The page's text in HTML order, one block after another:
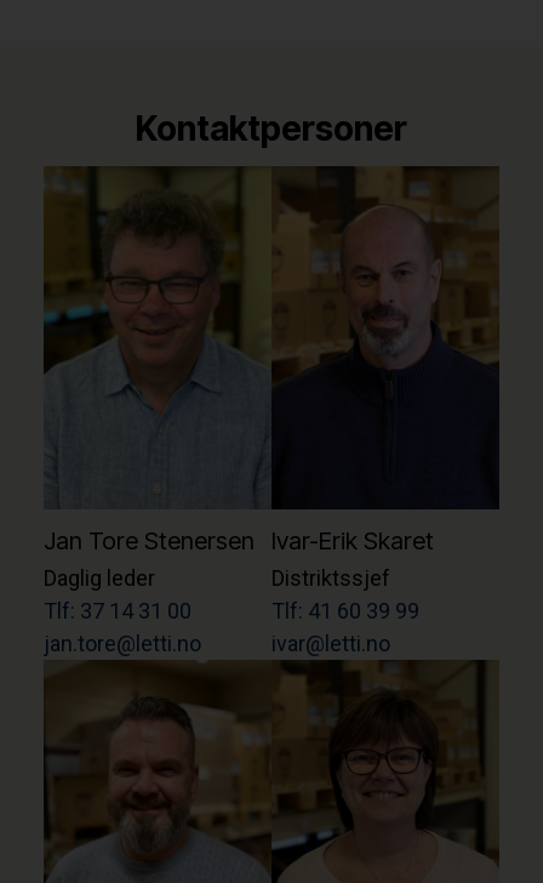
Kontaktpersoner
Jan Tore Stenersen
Daglig leder
Tlf: 37 14 31 00
jan.tore@letti.no
Ivar-Erik Skaret
Distriktssjef
Tlf: 41 60 39 99
ivar@letti.no